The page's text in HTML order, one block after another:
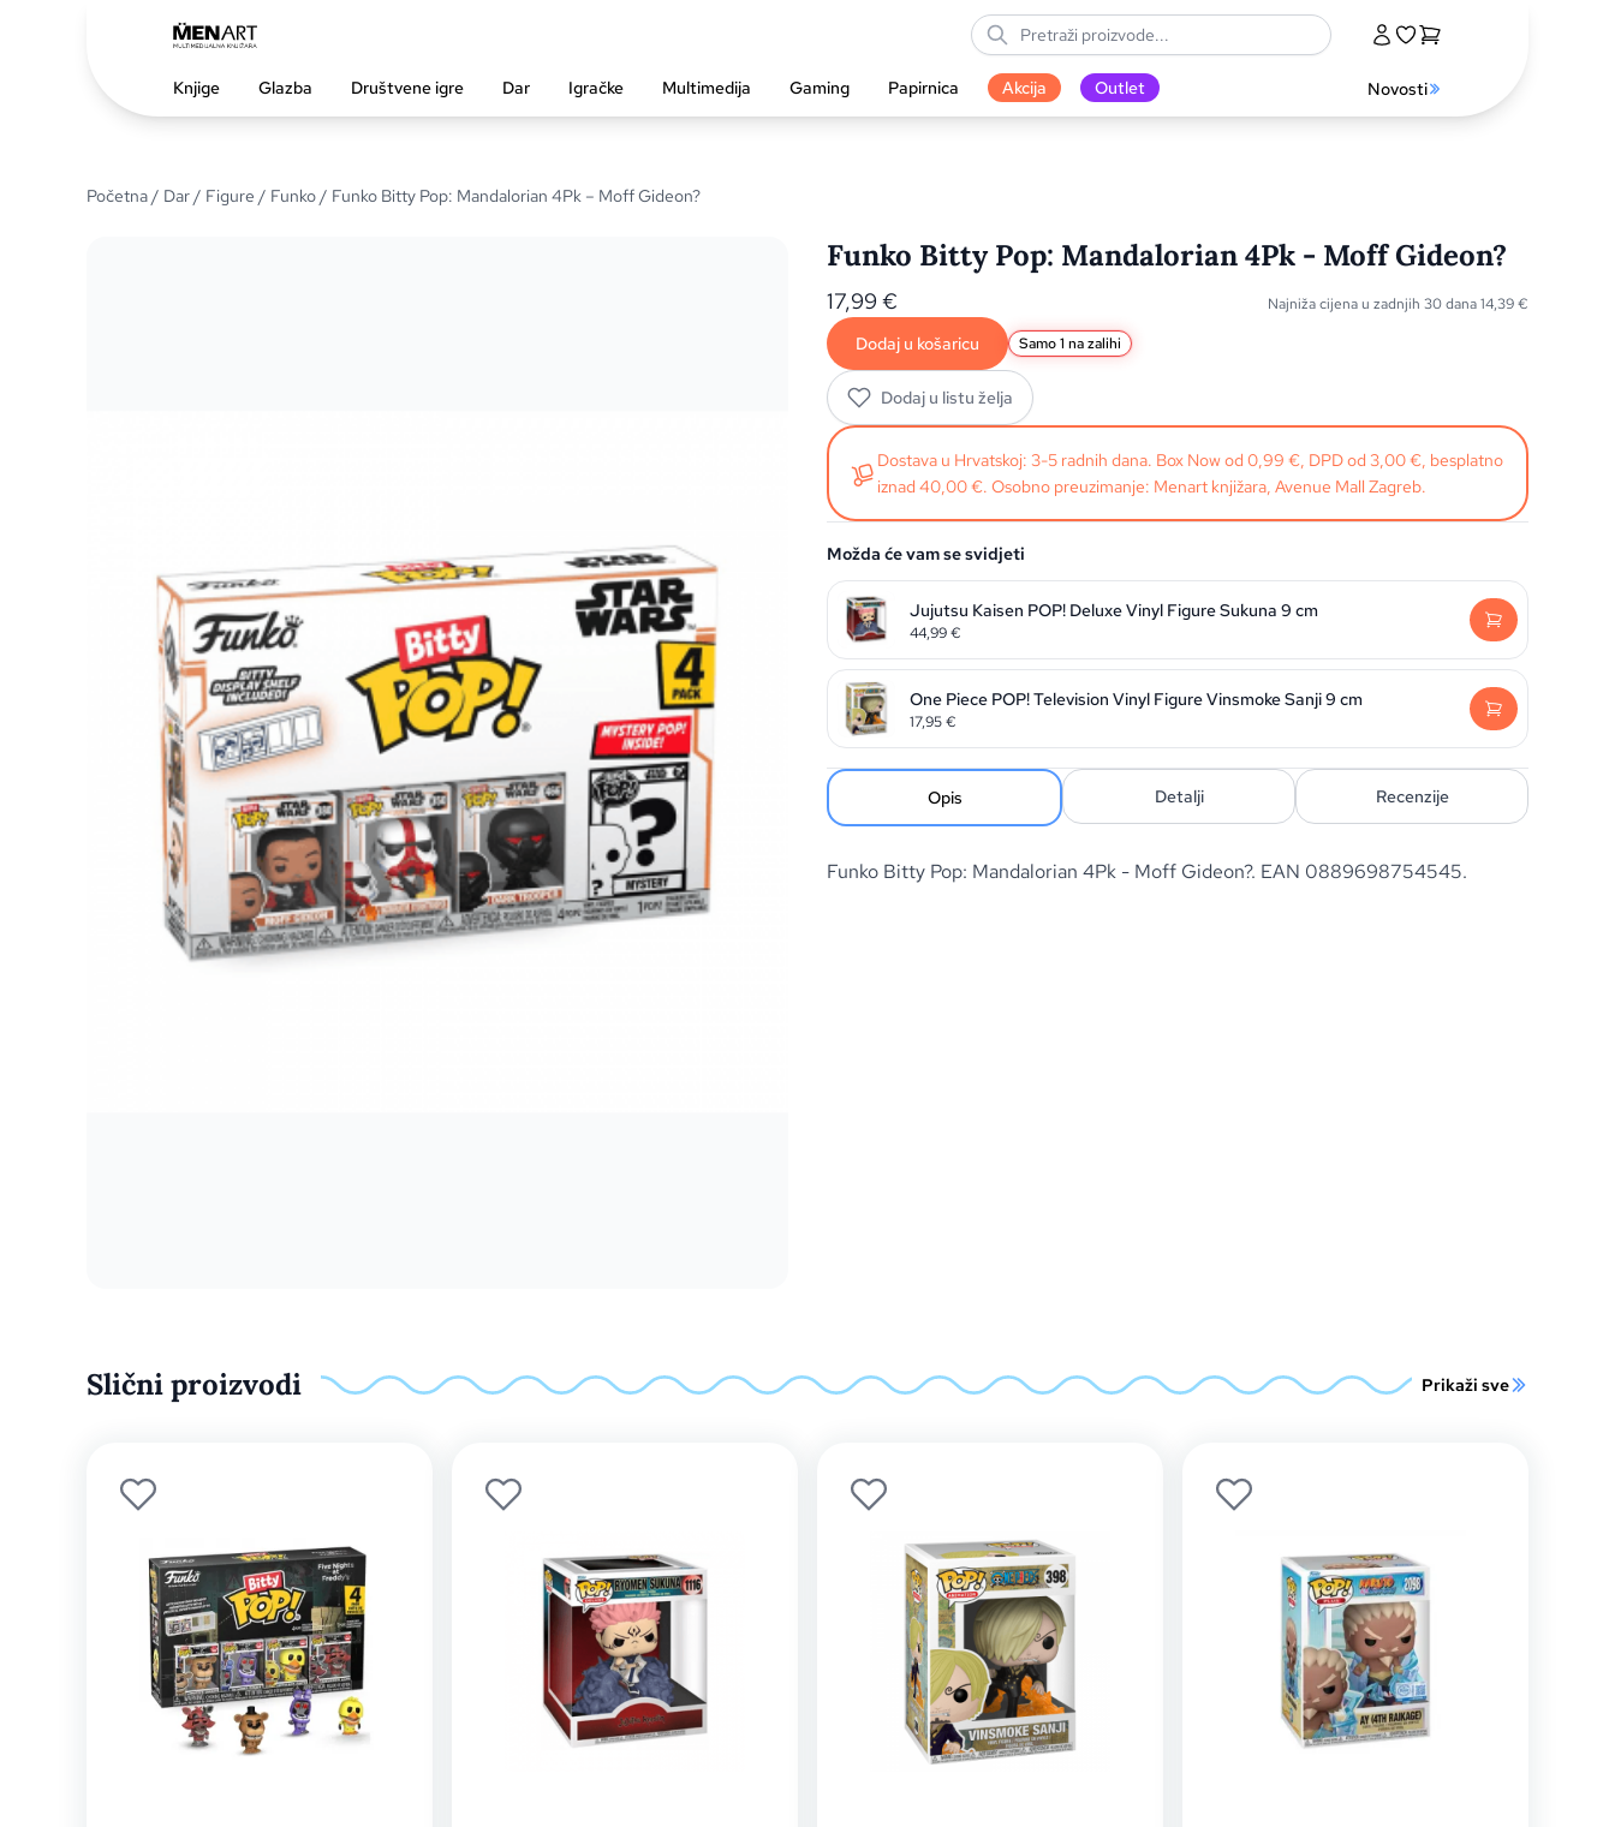
Knjige Glazba Društvene igre Dar Igračke Multimedija Gaming Papirnica Akcija Outlet Novosti
Početna/ Dar/ Figure / Funko/ Funko Bitty Pop: Mandalorian 4Pk – Moff Gideon?
Funko Bitty Pop: Mandalorian 4Pk - Moff Gideon?
17,99 € Najniža cijena u zadnjih 30 dana14,39€
Dodaj u košaricu Samo 1 na zalihi
Dodaj u listu želja
Dostava u Hrvatskoj: 3-5 radnih dana. Box Now od 0,99 €, DPD od 3,00 €, besplatno
iznad 40,00 €. Osobno preuzimanje: Menart knjižara, Avenue Mall Zagreb.
Možda će vam se svidjeti
Jujutsu Kaisen POP! Deluxe Vinyl Figure Sukuna 9 cm
44,99€
One Piece POP! Television Vinyl Figure Vinsmoke Sanji 9 cm
17,95€
Opis Detalji Recenzije
Funko Bitty Pop: Mandalorian 4Pk - Moff Gideon?. EAN 0889698754545.
Slični proizvodi Prikaži sve